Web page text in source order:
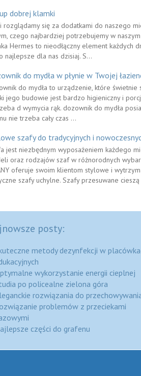
dobrej klamki
rozglądamy się za dodatkami do naszego
czego najbardziej potrzebujemy w
Hermes to nieodłączny element
najlepsze dla nas dzisiaj. S...
do mydła w płynie w Twojej
do mydła to urządzenie, które
jego budowie jest bardzo higieniczny i
d wymycia rąk. dozownik do mydła
nie trzeba cały czas ...
szafy do tradycyjnych i
jest niezbędnym wyposażeniem każdego
oraz rodzajów szaf w różnorodnych
oferuje swoim klientom stylowe i
szafy uchylne. Szafy przesuwane
posty:
metody dezynfekcji w
wykorzystanie energii cieplnej
po policealne zielona góra
rozwiązania do
problemów z przeciekami
części do grafenu